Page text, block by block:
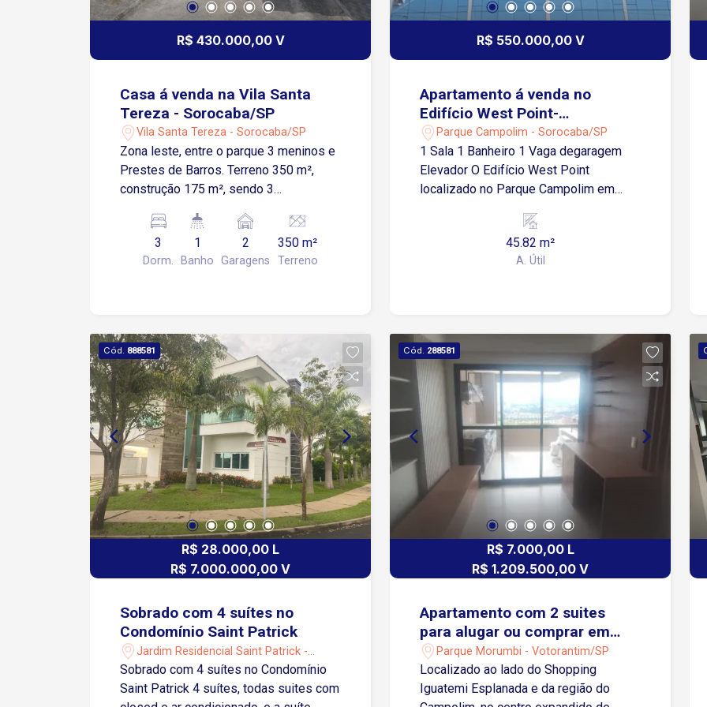
Bicicletário Elevadores Portaria e
controle de acesso Localização
Localizado na Avenida São Paulo, o
condomínio oferece fácil acesso ao
Avenida Dom Aguirre, Rodovia Raposo
Tavares e Rodovia Castelinho. A região
conta com ampla infraestrutura de
supermercados, padarias, farmácias,
restaurantes, academias, escolas,
hospitais e diversos serviços
R$ 430.000,00 V
Casa á venda na Vila Santa
Tereza - Sorocaba/SP
Vila Santa Tereza - Sorocaba/SP
Zona leste, entre o parque 3 meninos e
Prestes de Barros. Terreno 350 m²,
construção 175 m², sendo 3
Obs: reforma. Valor 400 mil livre de
comissão. Ótimo para reformar,
construir outra ou kitnets.
3
Dorm.
1
Banho
2
Garagens
350 m²
Terreno
R$ 550.000,00 V
Apartamento á venda no
Edifício West Point-
Sorocaba/SP
Parque Campolim - Sorocaba/SP
1 Sala 1 Banheiro 1 Vaga degaragem
Elevador O Edifício West Point
localizado no Parque Campolim em
abriga principalmente salas e conjuntos
comerciais, além de estruturas de
apoio corporativo e serviços variados.
45.82 m²
A. Útil
Cód. 888581
R$ 28.000,00 L
R$ 7.000.000,00 V
Sobrado com 4 suítes no
Condomínio Saint Patrick
Jardim Residencial Saint Patrick -
Sorocaba/SP
Sobrado com 4 suítes no Condomínio
Saint Patrick 4 suítes, todas suites com
Cód. 288581
R$ 7.000,00 L
R$ 1.209.500,00 V
Apartamento com 2 suites
para alugar ou comprar em
Votorantim/SP
Parque Morumbi - Votorantim/SP
Localizado ao lado do Shopping
Iguatemi Esplanada e da região do